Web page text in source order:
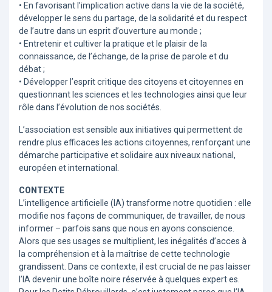
• En favorisant l’implication active dans la vie de la société,
développer le sens du partage, de la solidarité et du respect
de l’autre dans un esprit d’ouverture au monde ;
• Entretenir et cultiver la pratique et le plaisir de la
connaissance, de l’échange, de la prise de parole et du
débat ;
• Développer l’esprit critique des citoyens et citoyennes en
questionnant les sciences et les technologies ainsi que leur
rôle dans l’évolution de nos sociétés.
L’association est sensible aux initiatives qui permettent de
rendre plus efficaces les actions citoyennes, renforçant une
démarche participative et solidaire aux niveaux national,
européen et international.
CONTEXTE
L’intelligence artificielle (IA) transforme notre quotidien : elle
modifie nos façons de communiquer, de travailler, de nous
informer – parfois sans que nous en ayons conscience.
Alors que ses usages se multiplient, les inégalités d’acces à
la compréhension et à la maîtrise de cette technologie
grandissent. Dans ce contexte, il est crucial de ne pas laisser
l’IA devenir une boîte noire réservée à quelques expert·es.